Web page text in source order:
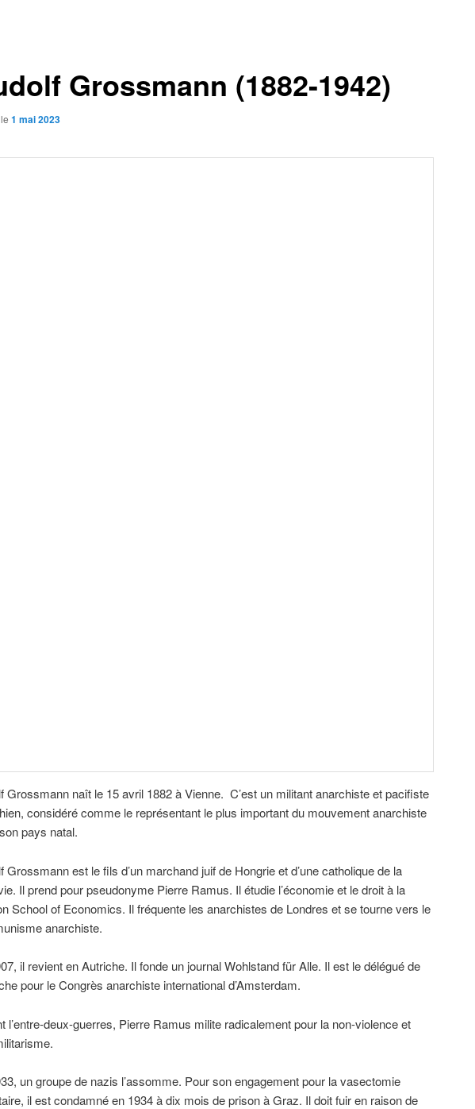
Grossmann (1882-1942)
1 mai 2023
Grossmann naît le 15 avril 1882 à Vienne. C’est un militant anarchiste et pacifiste
considéré comme le représentant le plus important du mouvement anarchiste
pays natal.
Grossmann est le fils d’un marchand juif de Hongrie et d’une catholique de la
Il prend pour pseudonyme Pierre Ramus. Il étudie l’économie et le droit à la
School of Economics. Il fréquente les anarchistes de Londres et se tourne vers le
anarchiste.
il revient en Autriche. Il fonde un journal Wohlstand für Alle. Il est le délégué de
pour le Congrès anarchiste international d’Amsterdam.
l’entre-deux-guerres, Pierre Ramus milite radicalement pour la non-violence et
un groupe de nazis l’assomme. Pour son engagement pour la vasectomie
il est condamné en 1934 à dix mois de prison à Graz. Il doit fuir en raison de